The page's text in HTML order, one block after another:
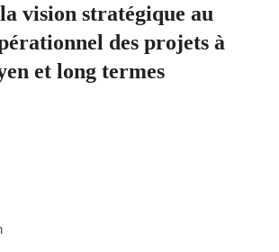
vision stratégique au
des projets à
et long termes